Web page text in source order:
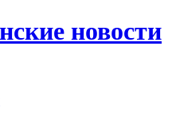
новости